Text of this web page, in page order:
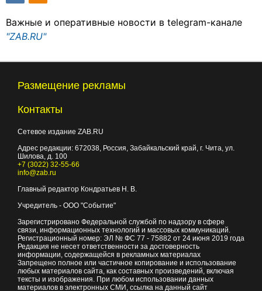
Важные и оперативные новости в telegram-канале
"ZAB.RU"
Размещение рекламы
Контакты
Сетевое издание ZAB.RU
Адрес редакции: 672038, Россия, Забайкальский край, г. Чита, ул.
Шилова, д. 100
+7 (3022) 32-55-66
info@zab.ru
Главный редактор Кондратьев Н. В.
Учредитель - ООО "Событие"
Зарегистрировано Федеральной службой по надзору в сфере
связи, информационных технологий и массовых коммуникаций.
Регистрационный номер: ЭЛ № ФС 77 - 75882 от 24 июня 2019 года
Редакция не несет ответственности за достоверность
информации, содержащейся в рекламных материалах
Запрещено полное или частичное копирование и использование
любых материалов сайта, как составных произведений, включая
тексты и изображения. При любом использовании данных
материалов в электронных СМИ, ссылка на данный сайт